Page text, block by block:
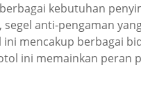
kebutuhan
anti-pengaman
mencakup berbagai
ini memainkan peran